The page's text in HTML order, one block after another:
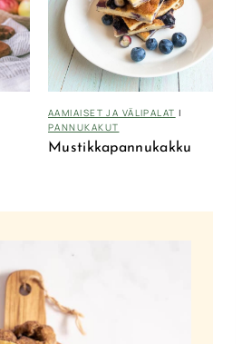
AAMIAISET JA VÄLIPALAT |
PANNUKAKUT
Mustikkapannukakku